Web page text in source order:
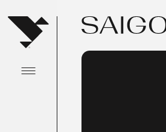
Abrir menu principal